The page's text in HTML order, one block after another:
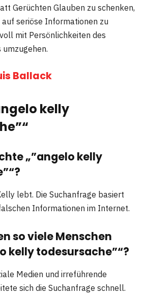
Gerüchten Glauben zu schenken,
auf seriöse Informationen zu
mit Persönlichkeiten des
Ballack
kelly
„”angelo kelly
lebt. Die Suchanfrage basiert
Informationen im Internet.
so viele Menschen
kelly todesursache”“?
Medien und irreführende
sich die Suchanfrage schnell.